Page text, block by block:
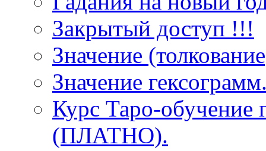
Закрытый доступ !!!
Значение
Значение
Курс Таро-обучение
(ПЛАТНО).